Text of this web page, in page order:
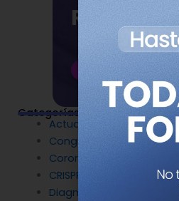
Categorías
Actualidad
Congresos
Coronavirus
CRISPR
Diagnóstico Genético